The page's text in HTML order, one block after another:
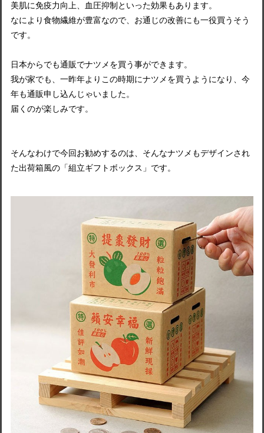
美肌に免疫力向上、血圧抑制といった効果もあります。
なにより食物繊維が豊富なので、お通じの改善にも一役買うそう
です。
日本からでも通販でナツメを買う事ができます。
我が家でも、一昨年よりこの時期にナツメを買うようになり、今
年も通販申し込んじゃいました。
届くのが楽しみです。
そんなわけで今回お勧めするのは、そんなナツメもデザインされ
た出荷箱風の「組立ギフトボックス」です。